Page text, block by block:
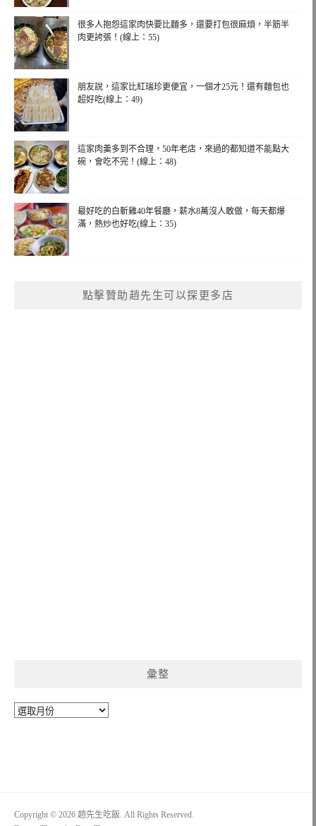
很多人抱怨這家肉快要比麵多，還要打包很麻煩，半筋半
肉更誇張！(線上：55)
朋友說，這家比紅瑞珍更便宜，一個才25元！還有麵包也
超好吃(線上：49)
這家肉羹多到不合理，50年老店，來過的都知道不能點大
碗，會吃不完！(線上：48)
最好吃的白斬雞40年餐廳，薪水8萬沒人敢做，每天都爆
滿，熱炒也好吃(線上：35)
點擊贊助趙先生可以探更多店
彙整
彙
Copyright © 2026 趙先生吃飯. All Rights Reserved.